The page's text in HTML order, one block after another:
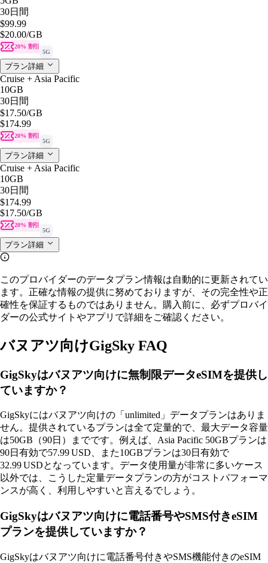
30日間
$99.99
$20.00/GB
20% 割引
5G
プラン詳細
Cruise + Asia Pacific
10GB
30日間
$17.50/GB
$174.99
20% 割引
5G
プラン詳細
Cruise + Asia Pacific
10GB
30日間
$174.99
$17.50/GB
20% 割引
5G
プラン詳細
このプロバイダーのデータプラン情報は自動的に更新されてい
ます。正確な情報の提供に努めておりますが、その完全性や正
確性を保証するものではありません。購入前に、必ずプロバイ
ダーの公式サイトやアプリで詳細をご確認ください。
バヌアツ向けGigSky FAQ
GigSkyはバヌアツ向けに無制限データeSIMを提供し
ていますか？
GigSkyにはバヌアツ向けの「unlimited」データプランはありま
せん。提供されているプランは全て定量的で、最大データ容量
は50GB（90日）までです。例えば、Asia Pacific 50GBプランは
90日有効で57.99 USD、また10GBプランは30日有効で
32.99 USDとなっています。データ使用量が非常に多いケース
以外では、こうした定量データプランの方がコストパフォーマ
ンスが高く、利用しやすいと言えるでしょう。
GigSkyはバヌアツ向けに電話番号やSMS付きeSIM
プランを提供していますか？
GigSkyはバヌアツ向けに電話番号付きやSMS機能付きのeSIM